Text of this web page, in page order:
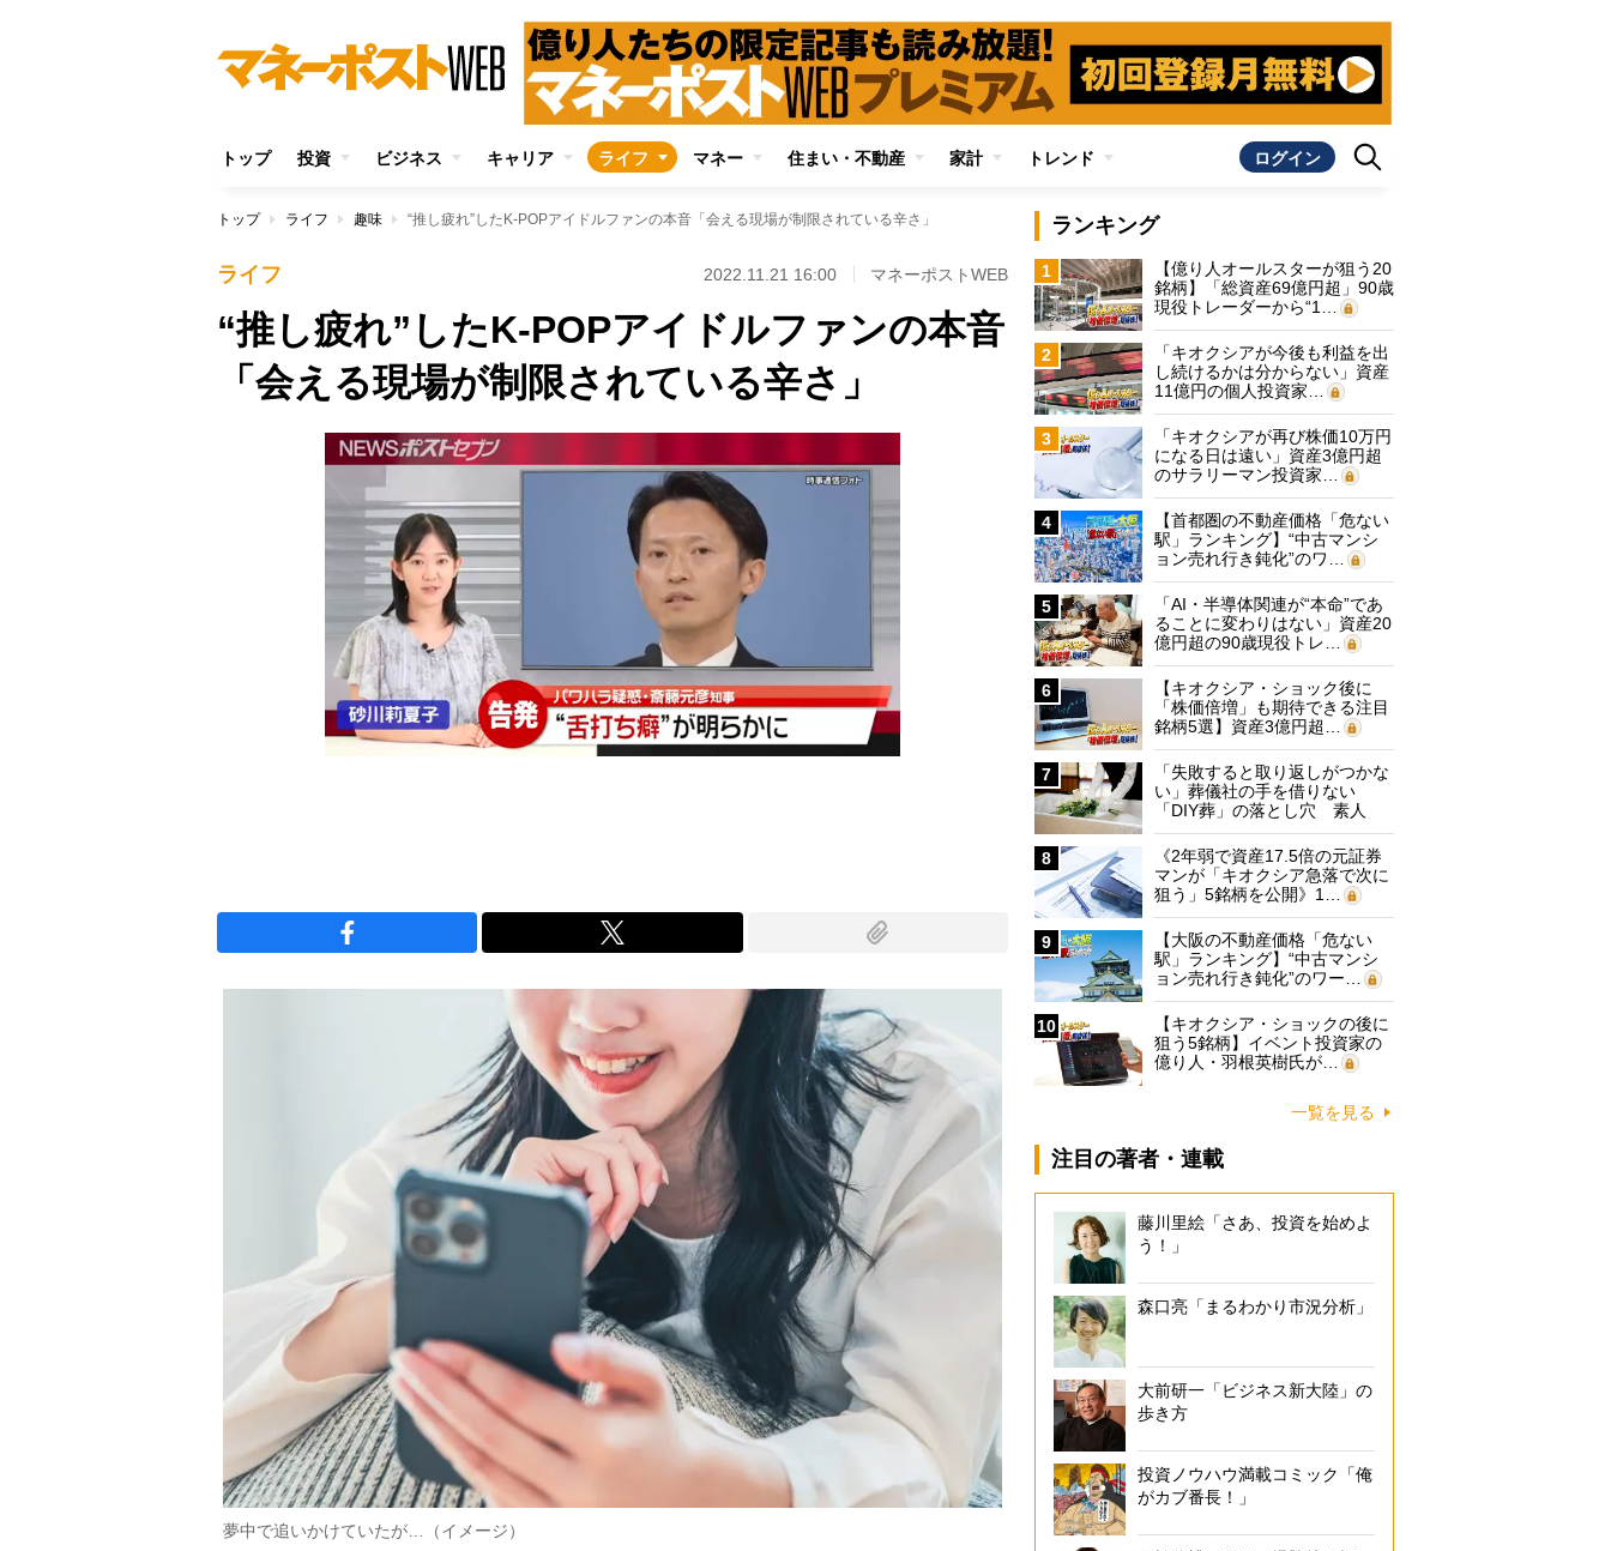
トップ 投資 ビジネス キャリア ライフ マネー 住まい・不動産 家計 トレンド ログイン
トップ ライフ 趣味 “推し疲れ”したK-POPアイドルファンの本音「会える現場が制限されている辛さ」
ライフ 2022.11.21 16:00 マネーポストWEB
“推し疲れ”したK-POPアイドルファンの本音
「会える現場が制限されている辛さ」
夢中で追いかけていたが…（イメージ）
ランキング
1
【億り人オールスターが狙う20
銘柄】「総資産69億円超」90歳
現役トレーダーから“1…
2
「キオクシアが今後も利益を出
し続けるかは分からない」資産
11億円の個人投資家…
3
「キオクシアが再び株価10万円
になる日は遠い」資産3億円超
のサラリーマン投資家…
4
【首都圏の不動産価格「危ない
駅」ランキング】“中古マンシ
ョン売れ行き鈍化”のワ…
5
「AI・半導体関連が“本命”であ
ることに変わりはない」資産20
億円超の90歳現役トレ…
6
【キオクシア・ショック後に
「株価倍増」も期待できる注目
銘柄5選】資産3億円超…
7
「失敗すると取り返しがつかな
い」葬儀社の手を借りない
「DIY葬」の落とし穴 素人
に…
8
《2年弱で資産17.5倍の元証券
マンが「キオクシア急落で次に
狙う」5銘柄を公開》1…
9
【大阪の不動産価格「危ない
駅」ランキング】“中古マンシ
ョン売れ行き鈍化”のワー…
10
【キオクシア・ショックの後に
狙う5銘柄】イベント投資家の
億り人・羽根英樹氏が…
一覧を見る
注目の著者・連載
藤川里絵「さあ、投資を始めよ
う！」
森口亮「まるわかり市況分析」
大前研一「ビジネス新大陸」の
歩き方
投資ノウハウ満載コミック「俺
がカブ番長！」